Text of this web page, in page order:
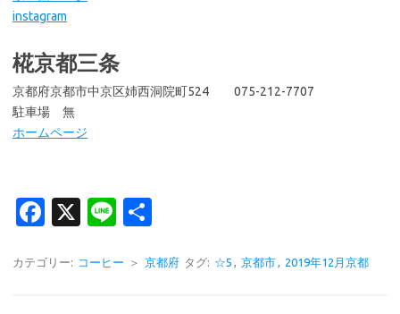
instagram
椛京都三条
京都府京都市中京区姉西洞院町524 075-212-7707
駐車場 無
ホームページ
Fa
e
X
Li
e
カテゴリー: コーヒー ＞ 京都府 タグ: ☆5 , 京都市, 2019年12月京都